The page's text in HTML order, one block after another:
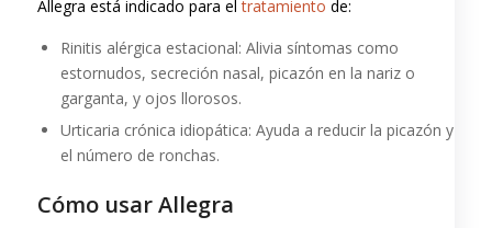
Allegra está indicado para eltratamiento de:
Rinitis alérgica estacional: Alivia síntomas como
estornudos, secreción nasal, picazón en la nariz o
garganta, y ojos llorosos.
Urticaria crónica idiopática: Ayuda a reducir la picazón y
el número de ronchas.
Cómo usar Allegra